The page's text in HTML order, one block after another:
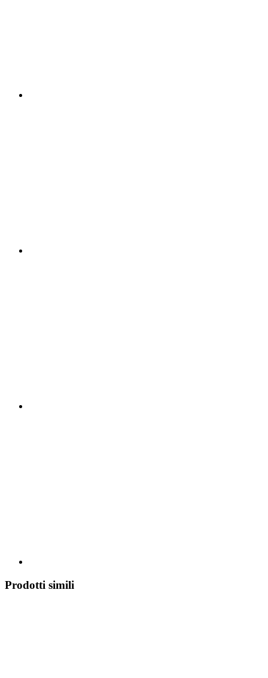
Prodotti simili